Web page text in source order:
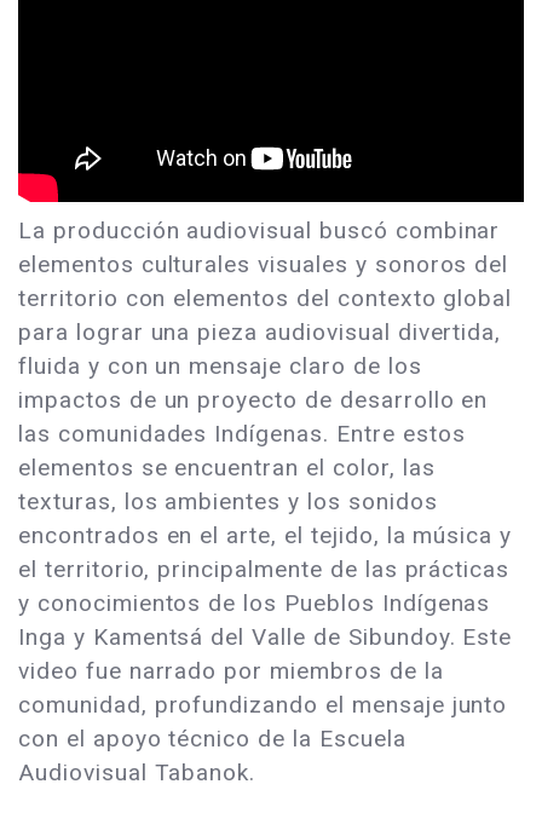
La producción audiovisual buscó combinar
elementos culturales visuales y sonoros del
territorio con elementos del contexto global
para lograr una pieza audiovisual divertida,
fluida y con un mensaje claro de los
impactos de un proyecto de desarrollo en
las comunidades Indígenas. Entre estos
elementos se encuentran el color, las
texturas, los ambientes y los sonidos
encontrados en el arte, el tejido, la música y
el territorio, principalmente de las prácticas
y conocimientos de los Pueblos Indígenas
Inga y Kamentsá del Valle de Sibundoy. Este
video fue narrado por miembros de la
comunidad, profundizando el mensaje junto
con el apoyo técnico de la Escuela
Audiovisual Tabanok.